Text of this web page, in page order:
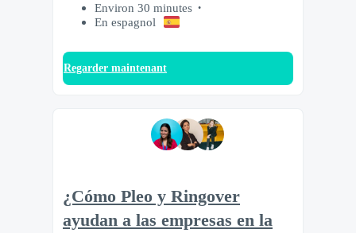
Environ 30 minutes
En espagnol
Regarder maintenant
¿Cómo Pleo y Ringover
ayudan a las empresas en la